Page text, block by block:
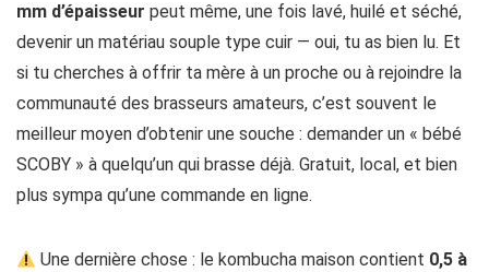
mm d’épaisseur peut même, une fois lavé, huilé et séché,
devenir un matériau souple type cuir — oui, tu as bien lu. Et
si tu cherches à offrir ta mère à un proche ou à rejoindre la
communauté des brasseurs amateurs, c’est souvent le
meilleur moyen d’obtenir une souche : demander un « bébé
SCOBY » à quelqu’un qui brasse déjà. Gratuit, local, et bien
plus sympa qu’une commande en ligne.
Une dernière chose : le kombucha maison contient 0,5 à